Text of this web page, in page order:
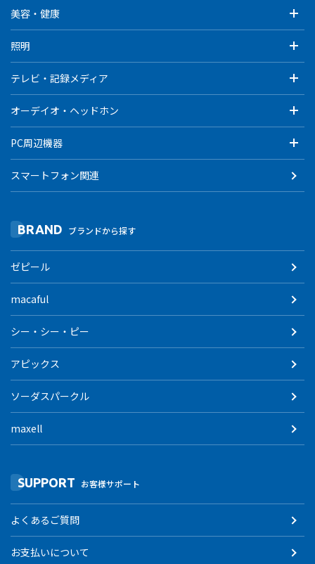
美容・健康
照明
テレビ・記録メディア
オーデイオ・ヘッドホン
PC周辺機器
スマートフォン関連
BRAND ブランドから探す
ゼピール
macaful
シー・シー・ピー
アピックス
ソーダスパークル
maxell
SUPPORT お客様サポート
よくあるご質問
お支払いについて